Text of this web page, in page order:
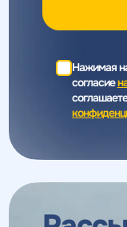
Нажимая
согласие